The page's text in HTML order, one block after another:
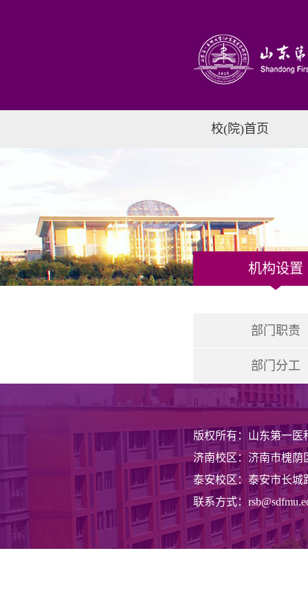
校(院)首页
机构设置
部门职责
部门分工
版权所有：山东第一
济南校区：济南市槐荫
泰安校区：泰安市长城
联系方式：